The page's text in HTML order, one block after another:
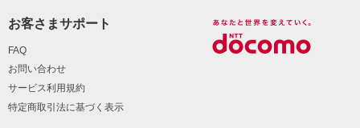
お客さまサポート
FAQ
お問い合わせ
サービス利用規約
特定商取引法に基づく表示